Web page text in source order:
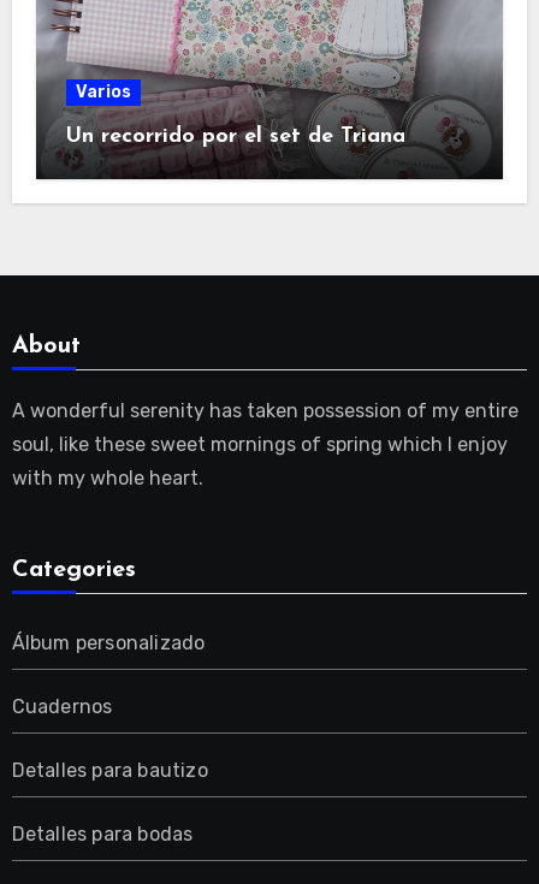
Varios
Un recorrido por el set de Triana
About
A wonderful serenity has taken possession of my entire
soul, like these sweet mornings of spring which I enjoy
with my whole heart.
Categories
Álbum personalizado
Cuadernos
Detalles para bautizo
Detalles para bodas